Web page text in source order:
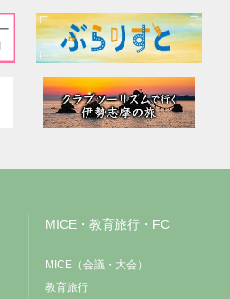
MICE・教育旅行・FC
MICE（会議・大会）
教育旅行